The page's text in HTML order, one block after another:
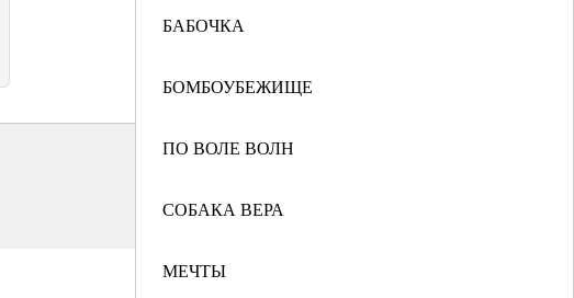
БАБОЧКА
БОМБОУБЕЖИЩЕ
ПО ВОЛЕ ВОЛН
СОБАКА ВЕРА
МЕЧТЫ